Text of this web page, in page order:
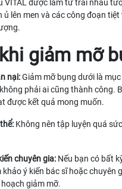
VITAL được làm từ trái nhàu
ủ lên men và các công đoạn
giảm mỡ
nại:Giảm mỡ bụng dưới là
phải ai cũng thành công.
được kết quả mong muốn.
Không nên tập luyện quá
chuyên gia: Nếu bạn có bất
khảo ý kiến bác sĩ hoặc chuyên
giảm mỡ.